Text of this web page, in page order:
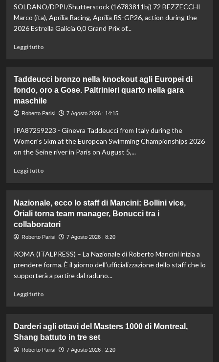
vetta:
anche
ad
del
mondo
SOLDANO/DPPI/Shutterstock (16783811bj) 72 BEZZECCHI
Marco (ita), Aprilia Racing, Aprilia RS-GP26, action during the
2026 Estrella Galicia 0,0 Grand Prix of...
Leggi tuttoLeggi
In
Gran
Bretagna
Bezzecchi
in
sella
ed
Practice
Taddeucci bronzo nella knockout agli Europei di
fondo, oro a Gose. Paltrinieri quarto nella gara
maschile
Roberto Parisi 7 Agosto 2026 : 14:15
IPA87259223 - Ginevra Taddeucci from Italy during the
Women's 5km at the European Swimming Championships 2026
on the Seine river in Paris on August 5,...
Leggi tuttoLeggi
Taddeucci
bronzo
nella
knockout
Europei
di
fondo,
nella
gara
maschile
Nazionale, ecco lo staff di Mancini: Bollini vice,
Oriali torna team manager, Bonucci tra i
collaboratori
Roberto Parisi 7 Agosto 2026 : 8:20
ROMA (ITALPRESS) – La Nazionale di Roberto Mancini inizia a
prendere forma. È il giorno dell’ufficializzazione dello staff che lo
supporterà a partire dal raduno...
Leggi tuttoLeggi
Nazionale,
ecco
lo
Darderi agli ottavi del Masters 1000 di Montreal,
Shang battuto in tre set
Roberto Parisi 7 Agosto 2026 : 2:20